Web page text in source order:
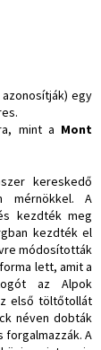
azonosítják) egy
mint a Mont
kereskedő
mérnökkel. A
kezdték meg
kezdték el
módosították
lett, amit a
az Alpok
első töltőtollát
néven dobták
forgalmazzák. A